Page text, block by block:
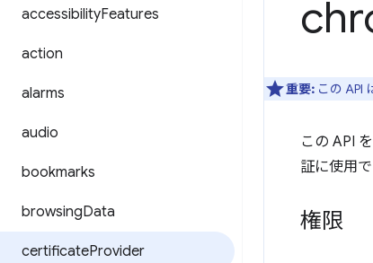
accessibilityFeatures
action
alarms
audio
bookmarks
browsingData
certificateProvider
重要: この API
この API
証に使用で
権限